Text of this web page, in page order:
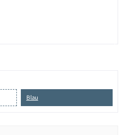
Blau